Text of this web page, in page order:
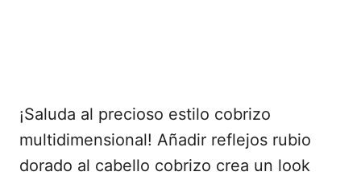
¡Saluda al precioso estilo cobrizo
multidimensional! Añadir reflejos rubio
dorado al cabello cobrizo crea un look